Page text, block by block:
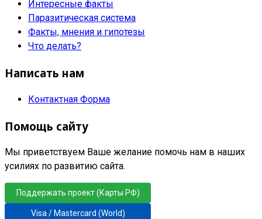
Интересные факты
Паразитическая система
Факты, мнения и гипотезы
Что делать?
Написать нам
Контактная Форма
Помощь сайту
Мы приветствуем Ваше желание помочь нам в наших
усилиях по развитию сайта.
Поддержать проект (Карты РФ)
Visa / Mastercard (World)